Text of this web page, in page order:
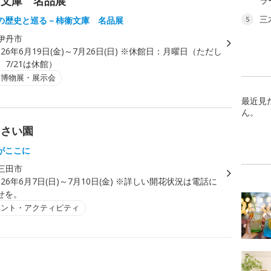
歴史と巡る－柿衞文庫 名品展
丹市
年6月19日(金)～7月26日(日) ※休館日：月曜日（ただし
21は休館）
物展・展示会
い園
ここに
田市
年6月7日(日)～7月10日(金) ※詳しい開花状況は電話に
。
ト・アクティビティ
5 三
最近見
ん。